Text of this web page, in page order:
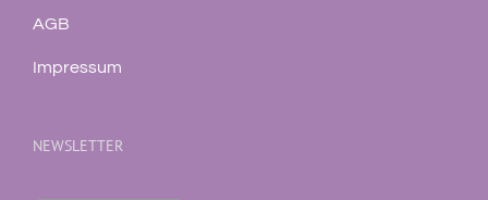
AGB
Impressum
NEWSLETTER